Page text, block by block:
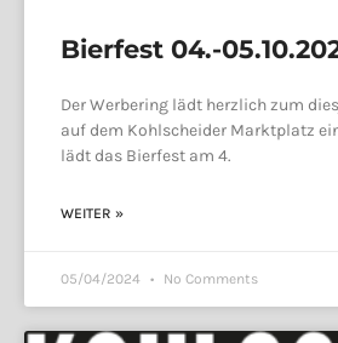
Bierfest 04.-
Der Werbering lädt herzlich zum
auf dem Kohlscheider Marktplatz
lädt das Bierfest am 4.
WEITER »
05/04/2024 No Comments